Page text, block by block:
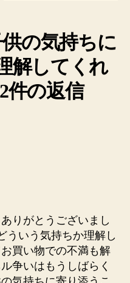
供の気持ちに
解してくれ
件の返信
りがとうございまし
ういう気持ちか理解し
買い物での不満も解
争いはもうしばらく